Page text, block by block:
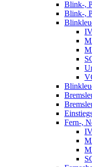
Blink-,
Blink-,
Fern-,